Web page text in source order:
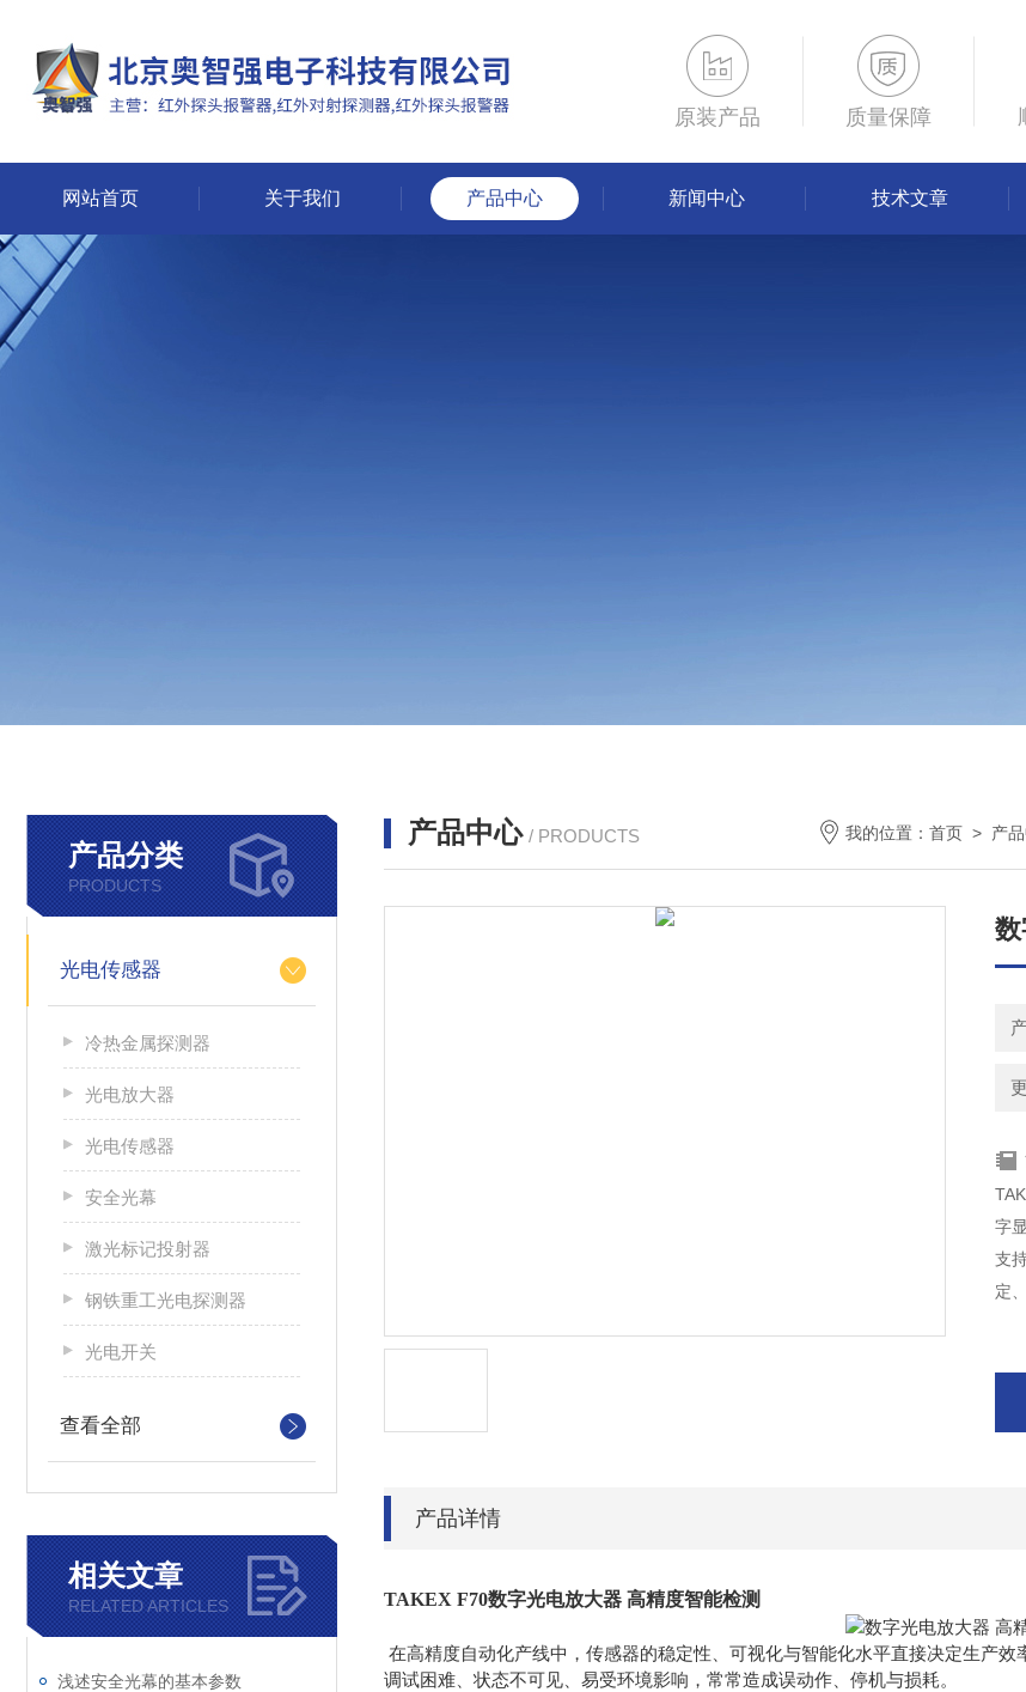
原装产品 质量保障
网站首页 关于我们 产品中心 新闻中心 技术文章
产品分类
PRODUCTS
光电传感器
冷热金属探测器
光电放大器
光电传感器
安全光幕
激光标记投射器
钢铁重工光电探测器
光电开关
查看全部
相关文章
RELATED ARTICLES
浅述安全光幕的基本参数
产品中心 / PRODUCTS 我的位置： 首页 > 产
字
支
定
产品详情
TAKEX F70数字光电放大器 高精度智能检测
在高精度自动化产线中，传感器的稳定性、可视化与智能化水平直接决定生产效
调试困难、状态不可见、易受环境影响，常常造成误动作、停机与损耗。